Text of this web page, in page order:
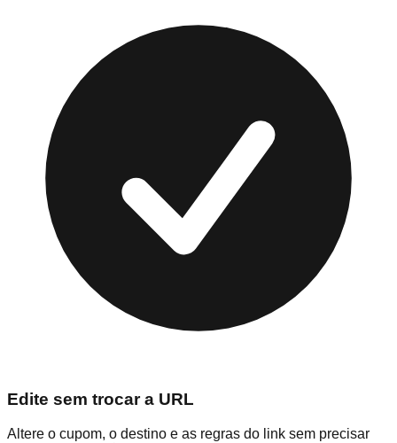
Edite sem trocar a URL
Altere o cupom, o destino e as regras do link sem precisar